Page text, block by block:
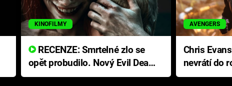
KINOFILMY
RECENZE: Smrtelné zlo se
opět probudilo. Nový Evil Dead
přichází s neodolatelnou
AVENGERS
Chris
nevrátí do
Ameriky